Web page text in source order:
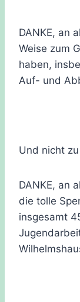
DANKE, an
Weise zum
haben,
Auf- und
Und nicht
DANKE, an
die tolle
insgesamt